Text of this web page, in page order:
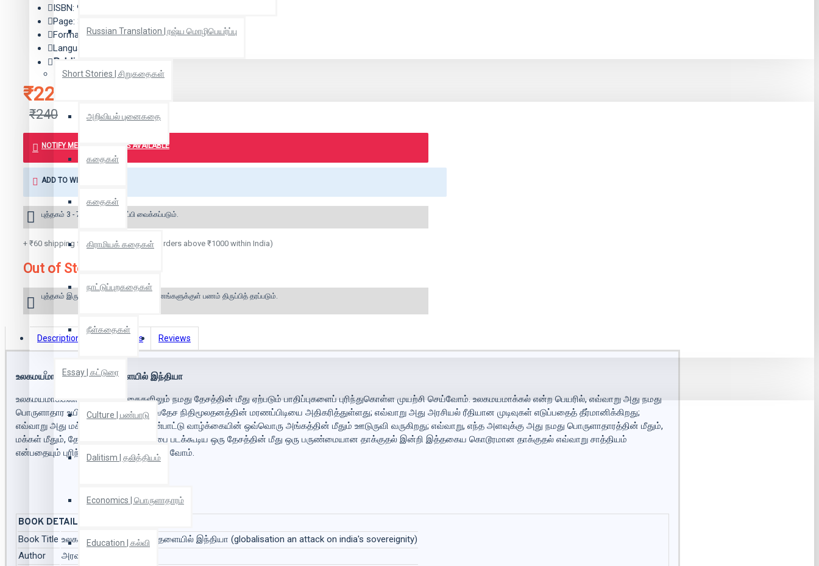
Russian Translation | ரஷ்ய மொழிபெயர்ப்பு
Short Stories | சிறுகதைகள்
அறிவியல் புனைகதை
கதைகள்
கதைகள்
கிராமியக் கதைகள்
நாட்டுப்புறகதைகள்
நீள்கதைகள்
Essay | கட்டுரை
Culture | பண்பாடு
Dalitism | தலித்தியம்
Economics | பொருளாதாரம்
Education | கல்வி
₹228
₹240
ISBN: 9788189867458
Page: 368
Format: Paper Back
Language: Tamil
Publisher:
NOTIFY ME WHEN BOOK IS AVAILABLE
ADD TO WISH LIST
புத்தகம் 3 - 7 நாட்களில் அனுப்பி வைக்கப்படும்.
+ ₹60 shipping fee* (Free shipping for orders above ₹1000 within India)
Out of Stock
புத்தகம் இருப்பில் இல்லை என்றால் 10 தினங்களுக்குள் பணம் திருப்பித் தரப்படும்.
Description Book Details Reviews
உலகமயமாக்கல்: அடிமைத்தளையில் இந்தியா
உலகமயமாக்கலால் பல்வேறு வகைகளிலும் நமது தேசத்தின் மீது ஏற்படும் பாதிப்புகளைப் புரிந்துகொள்ள முயற்சி செய்வோம். உலகமயமாக்கல் என்ற பெயரில், எவ்வாறு அது நமது
பொருளாதார உயிராதாரத்தின் மீது சர்வதேச நிதிமூலதனத்தின் மரணப்பிடியை அதிகரித்துள்ளது; எவ்வாறு அது அரசியல் ரீதியான முடிவுகள் எடுப்பதைத் தீர்மானிக்கிறது;
எவ்வாறு அது மக்களுடைய சமூகப் பண்பாட்டு வாழ்க்கையின் ஒவ்வொரு அங்கத்தின் மீதும் ஊடுருவி வருகிறது; எவ்வாறு, எந்த அளவுக்கு அது நமது பொருளாதாரத்தின் மீதும்,
மக்கள் மீதும், தேசம் முழுவதும் பாதிப்பை படக்கூடிய ஒரு தேசத்தின் மீது ஒரு பருண்மையான தாக்குதல் இன்றி இத்தகைய கொடூரமான தாக்குதல் எவ்வாறு சாத்தியம்
என்பதையும் புரிந்துகொள்ள முயற்சி செய்வோம்.
BOOK DETAILS
Book Title உலகமயமாக்கல்: அடிமைத்தளையில் இந்தியா (globalisation an attack on india's sovereignity)
Author
அரவிந்த் (Arvind)